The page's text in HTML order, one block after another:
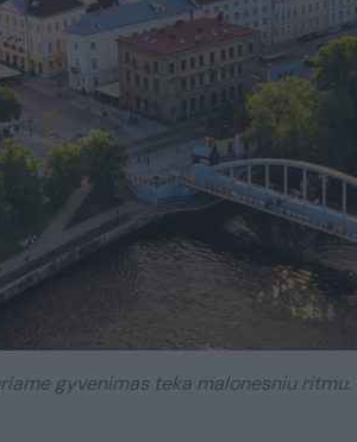
gyvenimas teka malonesniu ritmu.